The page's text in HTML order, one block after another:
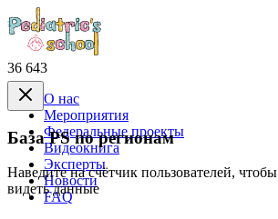
36 643
База PS по регионам
Наведите на счётчик пользователей, чтобы
видеть данные
О нас
Mероприятия
Федеральные проекты
Видеокнига
Эксперты
Новости
FAQ